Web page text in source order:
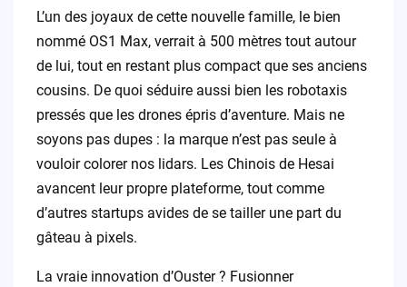
L’un des joyaux de cette nouvelle famille, le bien
nommé OS1 Max, verrait à 500 mètres tout autour
de lui, tout en restant plus compact que ses anciens
cousins. De quoi séduire aussi bien les robotaxis
pressés que les drones épris d’aventure. Mais ne
soyons pas dupes : la marque n’est pas seule à
vouloir colorer nos lidars. Les Chinois de Hesai
avancent leur propre plateforme, tout comme
d’autres startups avides de se tailler une part du
gâteau à pixels.
La vraie innovation d’Ouster ? Fusionner